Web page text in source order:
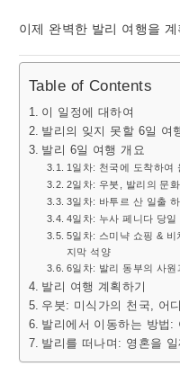
이제 완벽한 발리 여행을
Table of Contents
이 일정에 대하여
발리의 잊지 못할 6일 여
발리 6일 여행 개요
1일차: 천국에 도착하여
2일차: 우붓, 발리의 문
3일차: 바투르 산 일출
4일차: 누사 페니다 당일
5일차: 스미냑 쇼핑 &
지막 석양
6일차: 발리 동부의 사원
발리 여행 계획하기
우붓: 미식가의 천국, 어
발리에서 이동하는 방법:
발리를 떠나며: 영혼을